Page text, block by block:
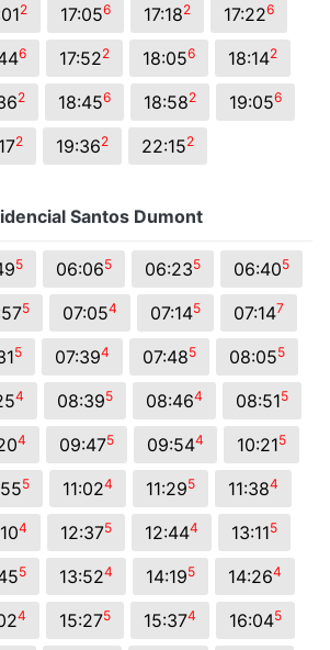
2 17:056 17:182 17:226
6 17:522 18:056 18:142
2 18:456 18:582 19:056
2 19:362 22:152
Santos Dumont
5 06:065 06:235 06:405
5 07:054 07:145 07:147
5 07:394 07:485 08:055
4 08:395 08:464 08:515
4 09:475 09:544 10:215
5 11:024 11:295 11:384
4 12:375 12:444 13:115
5 13:524 14:195 14:264
4 15:275 15:374 16:045